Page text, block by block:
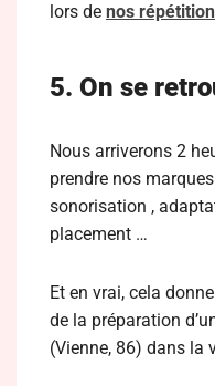
lors de nos
5. On se
Nous arriverons 2
prendre nos
sonorisation ,
placement …
Et en vrai, cela
de la préparation
(Vienne, 86) dans la